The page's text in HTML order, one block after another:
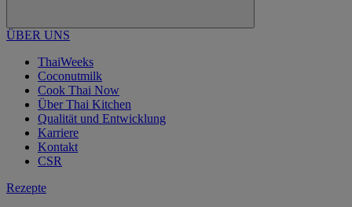
ÜBER UNS
ThaiWeeks
Coconutmilk
Cook Thai Now
Über Thai Kitchen
Qualität und Entwicklung
Karriere
Kontakt
CSR
Rezepte